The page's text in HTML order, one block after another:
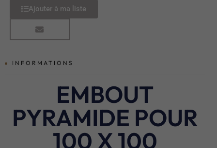
Ajouter à ma liste
INFORMATIONS
EMBOUT
PYRAMIDE POUR
100 X 100